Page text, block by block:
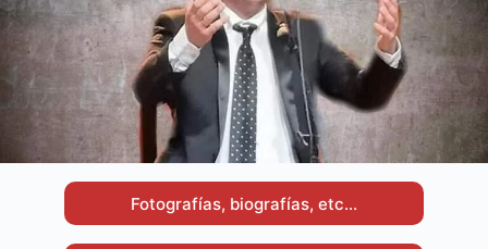
Fotografías, biografías, etc…